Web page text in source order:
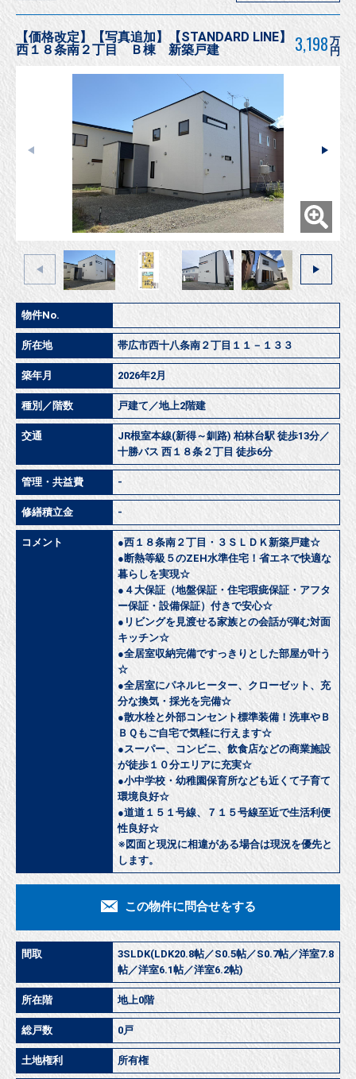
【価格改定】【写真追加】【STANDARD LINE】
西１８条南２丁目 Ｂ棟 新築戸建
3,198 万
円
物件No.
所在地 帯広市西十八条南２丁目１１－１３３
築年月 2026年2月
種別／階数 戸建て／地上2階建
交通
JR根室本線(新得～釧路) 柏林台駅 徒歩13分／
十勝バス 西１８条２丁目 徒歩6分
管理・共益費 -
修繕積立金 -
コメント
●西１８条南２丁目・３ＳＬＤＫ新築戸建☆
●断熱等級５のZEH水準住宅！省エネで快適な
暮らしを実現☆
●４大保証（地盤保証・住宅瑕疵保証・アフタ
ー保証・設備保証）付きで安心☆
●リビングを見渡せる家族との会話が弾む対面
キッチン☆
●全居室収納完備ですっきりとした部屋が叶う
☆
●全居室にパネルヒーター、クローゼット、充
分な換気・採光を完備☆
●散水栓と外部コンセント標準装備！洗車やＢ
ＢＱもご自宅で気軽に行えます☆
●スーパー、コンビニ、飲食店などの商業施設
が徒歩１０分エリアに充実☆
●小中学校・幼稚園保育所なども近くて子育て
環境良好☆
●道道１５１号線、７１５号線至近で生活利便
性良好☆
※図面と現況に相違がある場合は現況を優先と
します。
この物件に問合せをする
間取
3SLDK(LDK20.8帖／S0.5帖／S0.7帖／洋室7.8
帖／洋室6.1帖／洋室6.2帖)
所在階 地上0階
総戸数 0戸
土地権利 所有権